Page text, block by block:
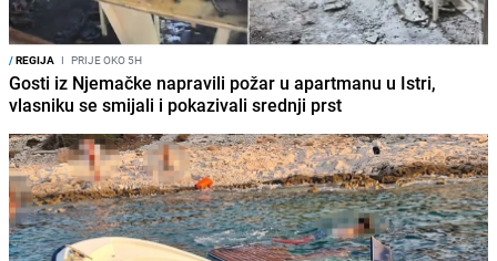
/REGIJA I PRIJE OKO 5H
Gosti iz Njemačke napravili požar u apartmanu u Istri,
vlasniku se smijali i pokazivali srednji prst